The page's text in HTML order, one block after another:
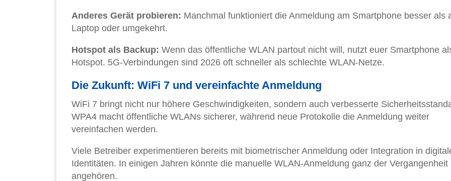
Anderes Gerät probieren: Manchmal funktioniert die Anmeldung am Smartphone besser als
Laptop oder umgekehrt.
Hotspot als Backup: Wenn das öffentliche WLAN partout nicht will, nutzt euer Smartphone
Hotspot. 5G-Verbindungen sind 2026 oft schneller als schlechte WLAN-Netze.
Die Zukunft: WiFi 7 und vereinfachte Anmeldung
WiFi 7 bringt nicht nur höhere Geschwindigkeiten, sondern auch verbesserte
WPA4 macht öffentliche WLANs sicherer, während neue Protokolle die Anmeldung weiter
vereinfachen werden.
Viele Betreiber experimentieren bereits mit biometrischer Anmeldung oder Integration in
Identitäten. In einigen Jahren könnte die manuelle WLAN-Anmeldung ganz der Vergangenheit
angehören.